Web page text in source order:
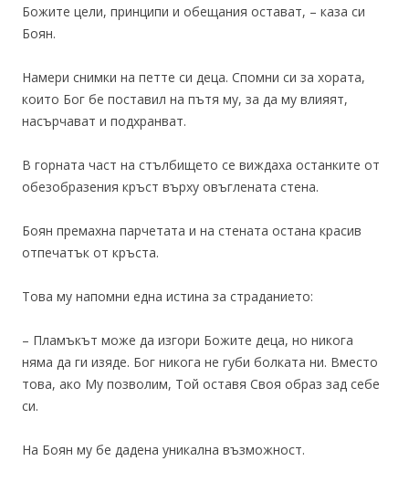
Божите цели, принципи и обещания остават, – каза си
Боян.
Намери снимки на петте си деца. Спомни си за хората,
които Бог бе поставил на пътя му, за да му влияят,
насърчават и подхранват.
В горната част на стълбището се виждаха останките от
обезобразения кръст върху овъглената стена.
Боян премахна парчетата и на стената остана красив
отпечатък от кръста.
Това му напомни една истина за страданието:
– Пламъкът може да изгори Божите деца, но никога
няма да ги изяде. Бог никога не губи болката ни. Вместо
това, ако Му позволим, Той оставя Своя образ зад себе
си.
На Боян му бе дадена уникална възможност.